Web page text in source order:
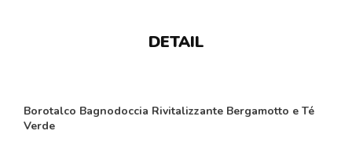
DETAIL
Borotalco Bagnodoccia Rivitalizzante Bergamotto e Té
Verde